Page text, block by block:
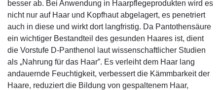
besser ab. Bei Anwendung in Haarpflegeprodukten wird es
nicht nur auf Haar und Kopfhaut abgelagert, es penetriert
auch in diese und wirkt dort langfristig. Da Pantothensäure
ein wichtiger Bestandteil des gesunden Haares ist, dient
die Vorstufe D-Panthenol laut wissenschaftlicher Studien
als „Nahrung für das Haar”. Es verleiht dem Haar lang
andauernde Feuchtigkeit, verbessert die Kämmbarkeit der
Haare, reduziert die Bildung von gespaltenem Haar,